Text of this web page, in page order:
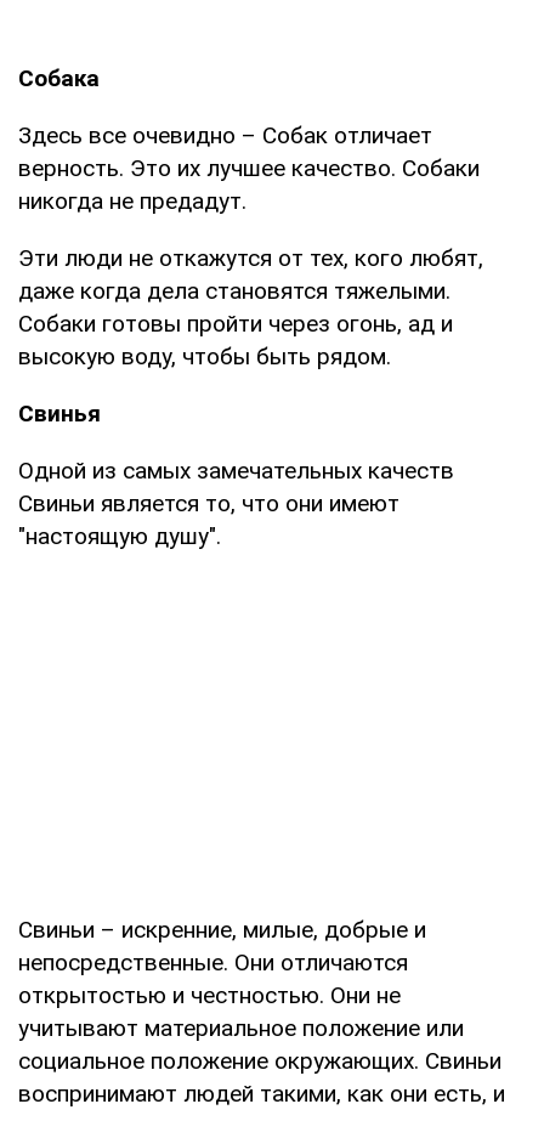
Собака
Здесь все очевидно – Собак отличает
верность. Это их лучшее качество. Собаки
никогда не предадут.
Эти люди не откажутся от тех, кого любят,
даже когда дела становятся тяжелыми.
Собаки готовы пройти через огонь, ад и
высокую воду, чтобы быть рядом.
Свинья
Одной из самых замечательных качеств
Свиньи является то, что они имеют
"настоящую душу".
Свиньи – искренние, милые, добрые и
непосредственные. Они отличаются
открытостью и честностью. Они не
учитывают материальное положение или
социальное положение окружающих. Свиньи
воспринимают людей такими, как они есть, и